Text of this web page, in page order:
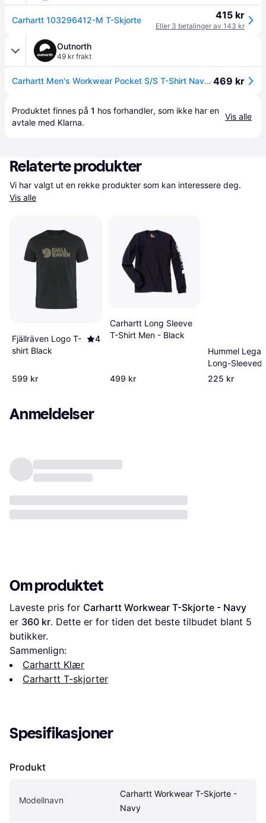
Carhartt 103296412-M T-Skjorte 415 kr
Eller 3 betalinger av 143 kr
Outnorth
49 kr frakt
Carhartt Men's Workwear Pocket S/S T-Shirt Navy XL 469 kr
Produktet finnes på 1 hos forhandler, som ikke har en
avtale med Klarna.
Vis alle
Relaterte produkter
Vis alle
Fjällräven Logo T-
shirt Black
4
599 kr
Carhartt Long Sleeve
T-Shirt Men - Black
499 kr
Hummel
Long-Sleeved
Unisex - White
225 kr
Anmeldelser
Om produktet
Laveste pris for Carhartt Workwear T-Skjorte - Navy
er 360 kr. Dette er for tiden det beste tilbudet blant 5
butikker.
Sammenlign:
Carhartt Klær
Carhartt T-skjorter
Spesifikasjoner
Produkt
Modellnavn
Carhartt Workwear T-Skjorte -
Navy